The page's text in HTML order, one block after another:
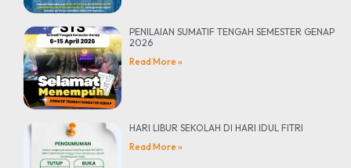
PENILAIAN SUMATIF TENGAH SEMESTER GENAP
2026
Read More »
HARI LIBUR SEKOLAH DI HARI IDUL FITRI
Read More »